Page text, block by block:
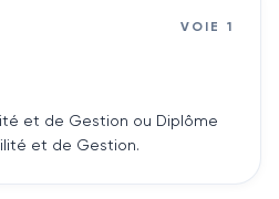
VOIE 1
et de Gestion ou Diplôme
et de Gestion.